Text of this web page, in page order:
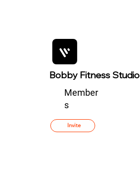
Member
s
Invite
Bobby Fitness Studio